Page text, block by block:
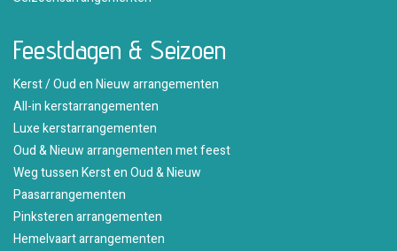
Feestdagen & Seizoen
Kerst / Oud en Nieuw arrangementen
All-in kerstarrangementen
Luxe kerstarrangementen
Oud & Nieuw arrangementen met feest
Weg tussen Kerst en Oud & Nieuw
Paasarrangementen
Pinksteren arrangementen
Hemelvaart arrangementen